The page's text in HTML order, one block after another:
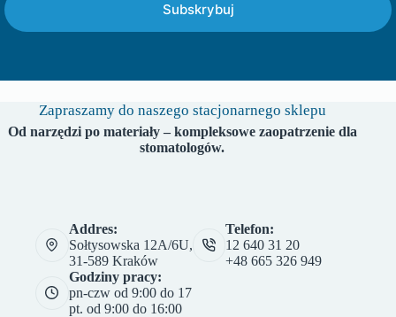
Subskrybuj
Zapraszamy do naszego stacjonarnego sklepu
Od narzędzi po materiały – kompleksowe zaopatrzenie dla
stomatologów.
Addres:
Sołtysowska 12A/6U,
31-589 Kraków
Telefon:
12 640 31 20
+48 665 326 949
Godziny pracy:
pn-czw od 9:00 do 17
pt. od 9:00 do 16:00